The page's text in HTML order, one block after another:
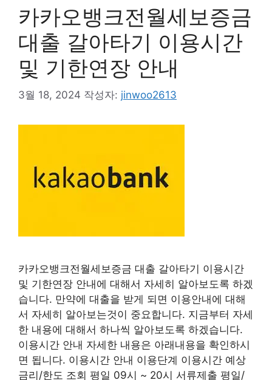
카카오뱅크전월세보증금
대출 갈아타기 이용시간
및 기한연장 안내
3월 18, 2024 작성자: jinwoo2613
카카오뱅크전월세보증금 대출 갈아타기 이용시간
및 기한연장 안내에 대해서 자세히 알아보도록 하겠
습니다. 만약에 대출을 받게 되면 이용안내에 대해
서 자세히 알아보는것이 중요합니다. 지금부터 자세
한 내용에 대해서 하나씩 알아보도록 하겠습니다.
이용시간 안내 자세한 내용은 아래내용을 확인하시
면 됩니다. 이용시간 안내 이용단계 이용시간 예상
금리/한도 조회 평일 09시 ~ 20시 서류제출 평일/